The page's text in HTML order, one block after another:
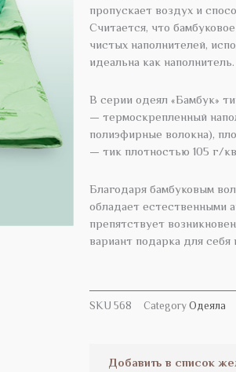
пропускает воздух и
Считается, что
чистых наполнителей,
идеальна как наполнитель.
В серии одеял «Бамбук»
— термоскрепленный
полиэфирные волокна),
— тик плотностью 105 г/
Благодаря бамбуковым
обладает естественными
препятствует
вариант подарка для себя
SKU 568 Category Одеяла
Добавить в список